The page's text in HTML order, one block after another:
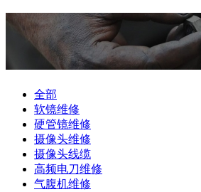
全部
软镜维修
硬管镜维修
摄像头维修
摄像头线缆
高频电刀维修
气腹机维修